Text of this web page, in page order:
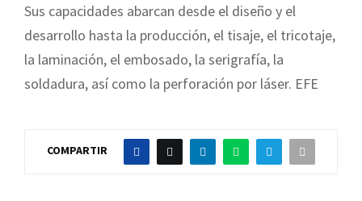
Sus capacidades abarcan desde el diseño y el
desarrollo hasta la producción, el tisaje, el tricotaje,
la laminación, el embosado, la serigrafía, la
soldadura, así como la perforación por láser. EFE
COMPARTIR